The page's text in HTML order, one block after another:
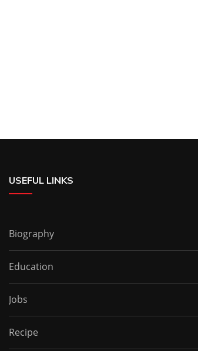
USEFUL LINKS
Biography
Education
Jobs
Recipe